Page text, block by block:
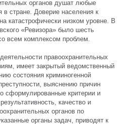
органов душат любые
в стране. Доверие населения к
катастрофически низком уровне. В
«Ревизора» было шесть
всем комплексом проблем.
правоохранительных
имеет закрытый ведомственный
состояния криминогенной
выяснению причин
сформулированные критерии и
качество и
органов по
органы задач, приводят к